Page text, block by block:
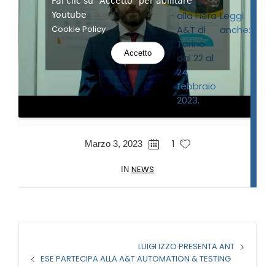
alla Fiera
A&T di
Torino
dal 22 al
24
febbraio
2023.
Leggi
anche:
Youtube
Cookie Policy
Accetto
Marzo 3, 2023 1
IN NEWS
LUIGI IZZO PRESENTA ANT
ESE PARTECIPA ALLA A&T AUTOMATION & TESTING